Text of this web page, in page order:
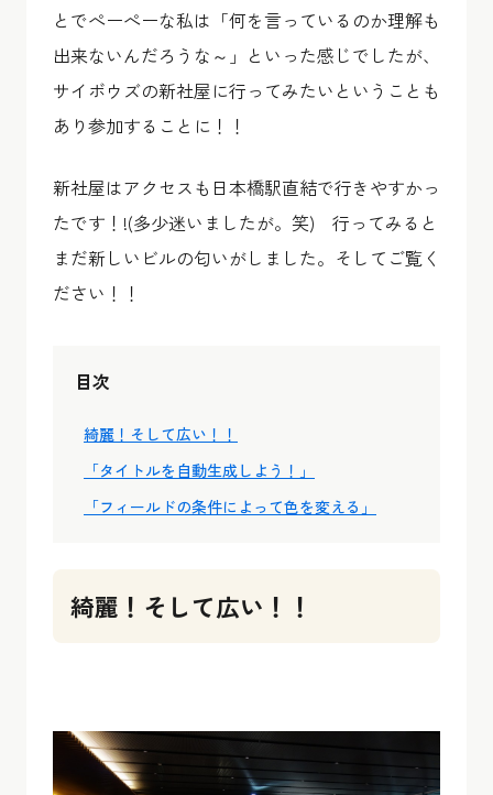
とでぺーぺーな私は「何を言っているのか理解も
出来ないんだろうな～」といった感じでしたが、
サイボウズの新社屋に行ってみたいということも
あり参加することに！！
新社屋はアクセスも日本橋駅直結で行きやすかっ
たです！!(多少迷いましたが。笑) 行ってみると
まだ新しいビルの匂いがしました。そしてご覧く
ださい！！
目次
綺麗！そして広い！！
「タイトルを自動生成しよう！」
「フィールドの条件によって色を変える」
綺麗！そして広い！！